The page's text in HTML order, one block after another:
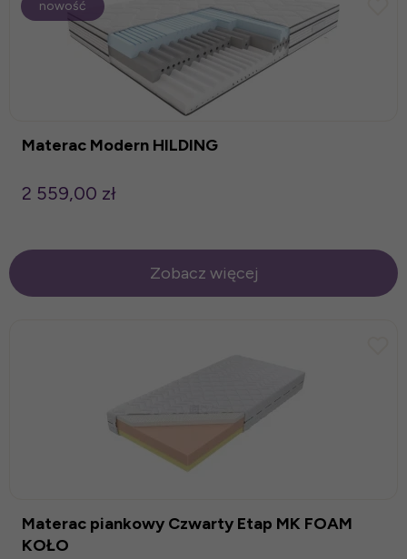
Materac Modern HILDING
2 559,00 zł
Zobacz więcej
nowość
Materac piankowy Czwarty Etap MK FOAM
KOŁO